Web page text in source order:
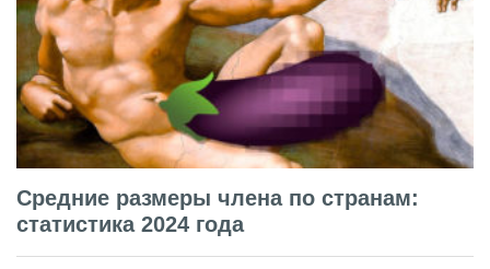
Средние размеры члена по странам:
статистика 2024 года